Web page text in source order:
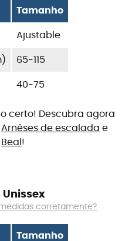
Tamanho
Ajustable
65-115
40-75
certo! Descubra agora
Arnêses de escalada e
Beal !
Unissex
corretamente?
Tamanho